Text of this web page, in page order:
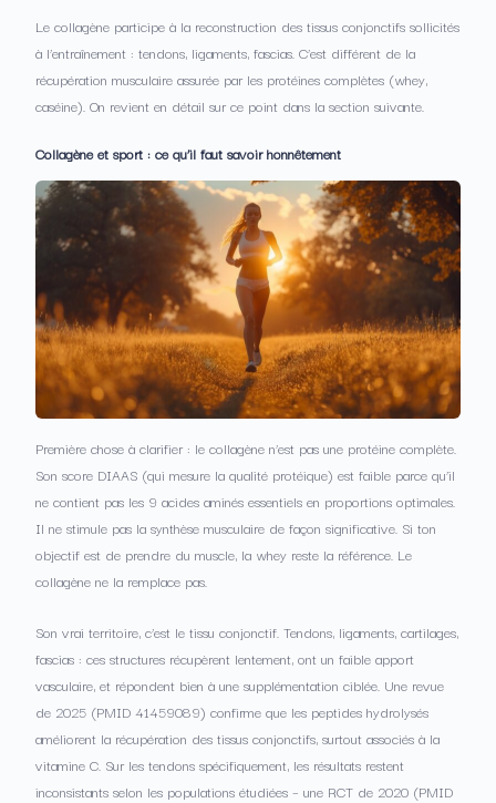
Le collagène participe à la reconstruction des tissus conjonctifs sollicités
à l’entraînement : tendons, ligaments, fascias. C’est différent de la
récupération musculaire assurée par les protéines complètes (whey,
caséine). On revient en détail sur ce point dans la section suivante.
Collagène et sport : ce qu’il faut savoir honnêtement
Première chose à clarifier : le collagène n’est pas une protéine complète.
Son score DIAAS (qui mesure la qualité protéique) est faible parce qu’il
ne contient pas les 9 acides aminés essentiels en proportions optimales.
Il ne stimule pas la synthèse musculaire de façon significative. Si ton
objectif est de prendre du muscle, la whey reste la référence. Le
collagène ne la remplace pas.
Son vrai territoire, c’est le tissu conjonctif. Tendons, ligaments, cartilages,
fascias : ces structures récupèrent lentement, ont un faible apport
vasculaire, et répondent bien à une supplémentation ciblée. Une revue
de 2025 (PMID 41459089) confirme que les peptides hydrolysés
améliorent la récupération des tissus conjonctifs, surtout associés à la
vitamine C. Sur les tendons spécifiquement, les résultats restent
inconsistants selon les populations étudiées – une RCT de 2020 (PMID